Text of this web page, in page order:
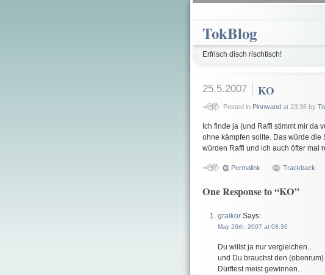
TokBlog
Erfrisch disch rischtisch!
25.5.2007 KO
Posted in Pinnwandat 23:36 by
Ich finde ja (und Raffi stimmt mir da
ohne kämpfen sollte. Das würde
würden Raffi und ich auch öfter mal
Permalink Trackback
One Response to “KO”
gralkorSays:
May 26th, 2007 at 08:36
Du willst ja nur vergleichen…
und Du brauchst den
Dürftest meist gewinnen.